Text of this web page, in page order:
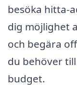
besöka hitta-
dig möjlighet
och begära
du behöver
budget.